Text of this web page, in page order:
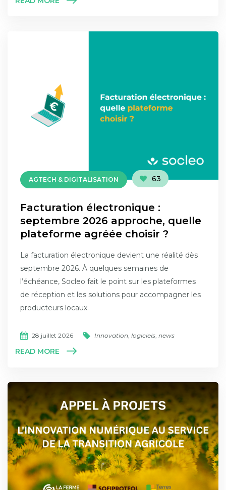
AGTECH & DIGITALISATION 63
Facturation électronique :
septembre 2026 approche, quelle
plateforme agréée choisir ?
La facturation électronique devient une réalité dès
septembre 2026. À quelques semaines de
l’échéance, Socleo fait le point sur les plateformes
de réception et les solutions pour accompagner les
producteurs locaux.
28 juillet 2026 Innovation logiciels news
READ MORE